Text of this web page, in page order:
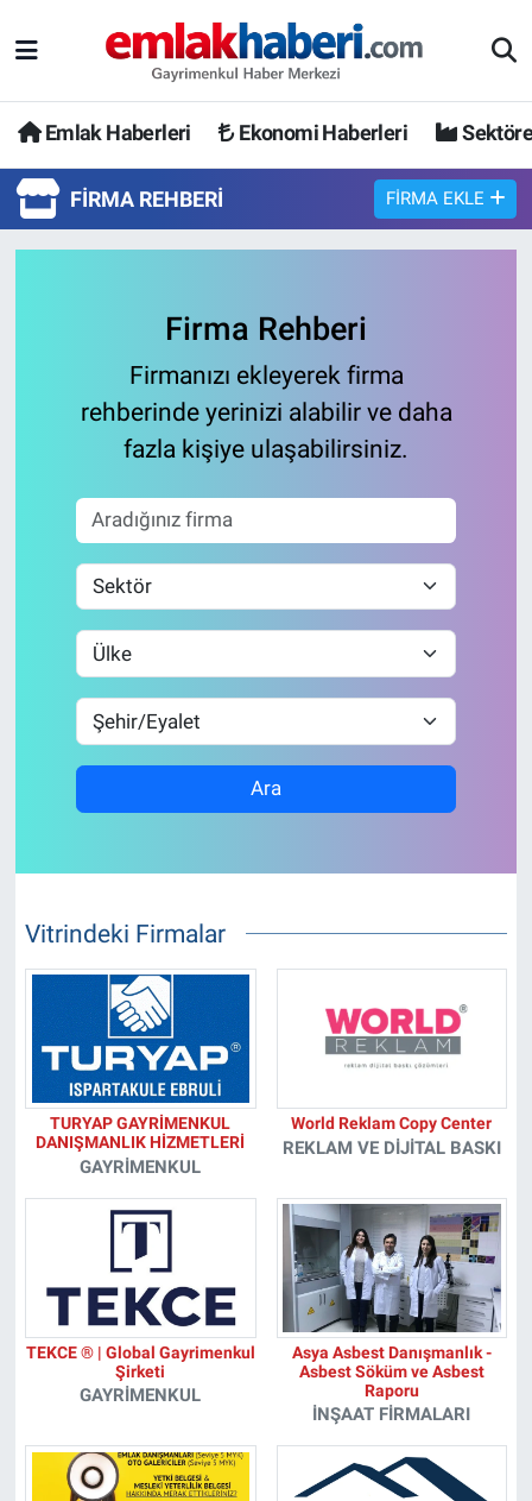
Emlak Haberleri Ekonomi Haberleri
FIRMA REHBERI FIRMA EKLE
Firma Rehberi
Firmanızı ekleyerek firma
rehberinde yerinizi alabilir ve daha
fazla kişiye ulaşabilirsiniz.
Ara
Vitrindeki Firmalar
TURYAP GAYRİMENKUL
DANIŞMANLIK HİZMETLERİ
GAYRIMENKUL
World Reklam Copy Center
REKLAM VE DIJITAL BASKI
TEKCE ® | Global Gayrimenkul
Şirketi
GAYRIMENKUL
Asya Asbest Danışmanlık -
Asbest Söküm ve Asbest
Raporu
İNŞAAT FIRMALARI